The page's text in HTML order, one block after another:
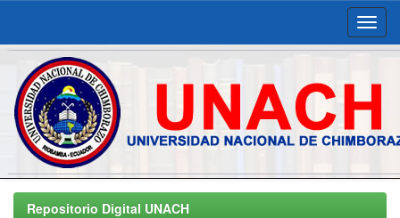
Skip
navigationRepositorio Digital UNACH